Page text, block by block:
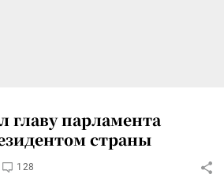
главу парламента
страны
128